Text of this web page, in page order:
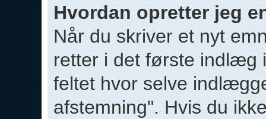
Hvordan opretter jeg
Når du skriver et nyt
retter i det første indlæg
feltet hvor selve
afstemning". Hvis du